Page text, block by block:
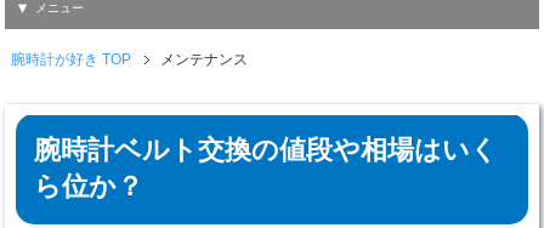
メニュー
腕時計が好き TOP メンテナンス
腕時計ベルト交換の値段や相場はいく
ら位か？